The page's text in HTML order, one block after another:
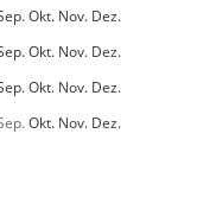
Okt. Nov. Dez.
Okt. Nov. Dez.
Okt. Nov. Dez.
Okt. Nov. Dez.